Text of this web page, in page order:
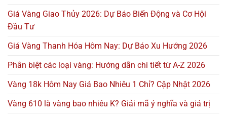
Giá Vàng Giao Thủy 2026: Dự Báo Biến Động và Cơ Hội
Đầu Tư
Giá Vàng Thanh Hóa Hôm Nay: Dự Báo Xu Hướng 2026
Phân biệt các loại vàng: Hướng dẫn chi tiết từ A-Z 2026
Vàng 18k Hôm Nay Giá Bao Nhiêu 1 Chỉ? Cập Nhật 2026
Vàng 610 là vàng bao nhiêu K? Giải mã ý nghĩa và giá trị